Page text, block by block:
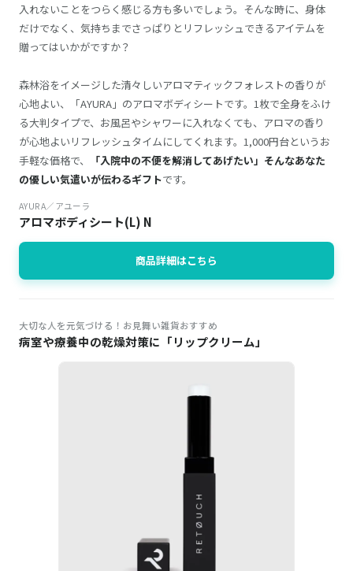
入れないことをつらく感じる方も多いでしょう。そんな時に、身体
だけでなく、気持ちまでさっぱりとリフレッシュできるアイテムを
贈ってはいかがですか？
森林浴をイメージした清々しいアロマティックフォレストの香りが
心地よい、「AYURA」のアロマボディシートです。1枚で全身をふけ
る大判タイプで、お風呂やシャワーに入れなくても、アロマの香り
が心地よいリフレッシュタイムにしてくれます。1,000円台というお
手軽な価格で、
「入院中の不便を解消してあげたい」そんなあなた
の優しい気遣いが伝わるギフトです。
AYURA／アユーラ
アロマボディシート(L) N
商品詳細はこちら
大切な人を元気づける！お見舞い雑貨おすすめ
病室や療養中の乾燥対策に「リップクリーム」